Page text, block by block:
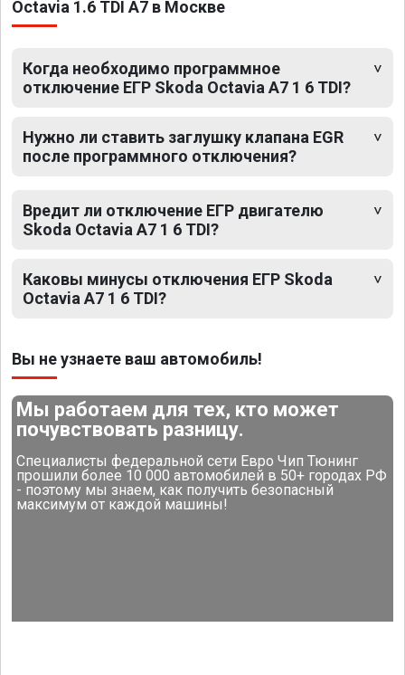
Octavia 1.6 TDI A7 в Москве
Когда необходимо программное
отключение ЕГР Skoda Octavia A7 1 6 TDI?
Нужно ли ставить заглушку клапана EGR
после программного отключения?
Вредит ли отключение ЕГР двигателю
Skoda Octavia A7 1 6 TDI?
Каковы минусы отключения ЕГР Skoda
Octavia A7 1 6 TDI?
Вы не узнаете ваш автомобиль!
Мы работаем для тех, кто может
почувствовать разницу.
Специалисты федеральной сети Евро Чип Тюнинг
прошили более 10 000 автомобилей в 50+ городах РФ
- поэтому мы знаем, как получить безопасный
максимум от каждой машины!